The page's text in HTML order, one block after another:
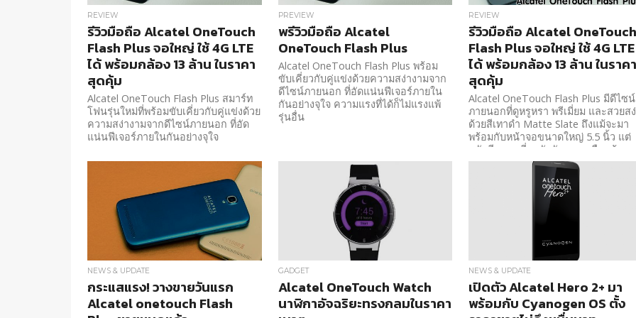
REVIEW
รีวิวมือถือ Alcatel OneTouch
Flash Plus จอใหญ่ ใช้ 4G LTE
ได้ พร้อมกล้อง 13 ล้าน ในราคา
สุดคุ้ม
Alcatel OneTouch Flash Plus สมาร์ท
โฟนรุ่นใหม่ที่พร้อมขับเคี่ยวกับคู่แข่งด้วย
ความสง่างามจากดีไซน์ภายนอก ที่อัด
แน่นฟีเจอร์ภายในกันอย่างจุใจ
PREVIEW
พรีวิวมือถือ Alcatel
OneTouch Flash Plus
Alcatel OneTouch Flash Plus พร้อม
ขับเคี่ยวกับคู่แข่งด้วยความสง่างามจาก
ดีไซน์ภายนอก ที่อัดแน่นฟีเจอร์ภายใน
กันอย่างจุใจ ความแรงที่ได้ก็ไม่แรงแพ้
รุ่นอื่น
REVIEW
รีวิวมือถือ Alcatel OneTouch
Flash Plus จอใหญ่ ใช้ 4G LTE
ได้ พร้อมกล้อง 13 ล้าน ในราคา
สุดคุ้ม
Alcatel OneTouch Flash Plus มีดีไซน์
ภายนอกที่ดูหรูหรา พรีเมี่ยม และสวยส
ด้วยสีเทาดำ Matte Slate ถึงแม้จะมา
พร้อมกับหน้าจอขนาดใหญ่ 5.5 นิ้ว แต่
กลับมีขนาดที่กะทัดรัดเหมาะมือแม้จะอ
ในอุ้งมือของคุณสุภาพสตรี
NEWS & UPDATE
กระแสแรง! วางขายวันแรก
Alcatel onetouch Flash
GADGET
Alcatel OneTouch Watch
นาฬิกาอัจฉริยะทรงกลมในราคา
NEWS & UPDATE
เปิดตัว Alcatel Hero 2+ มา
พร้อมกับ Cyanogen OS ตั้ง